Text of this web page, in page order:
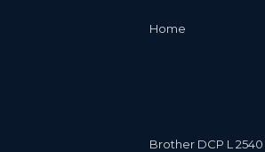
Home
Brother DCP L